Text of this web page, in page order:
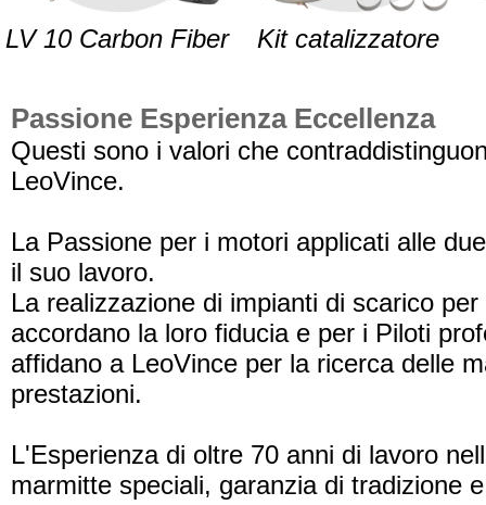
LV 10 Carbon Fiber Kit catalizzatore
Passione Esperienza Eccellenza
Questi sono i valori che
LeoVince.
La Passione per i motori applicati alle
il suo lavoro.
La realizzazione di impianti di scarico
accordano la loro fiducia e per i Piloti
affidano a LeoVince per la ricerca delle
prestazioni.
L'Esperienza di oltre 70 anni di lavoro
marmitte speciali, garanzia di tradizione